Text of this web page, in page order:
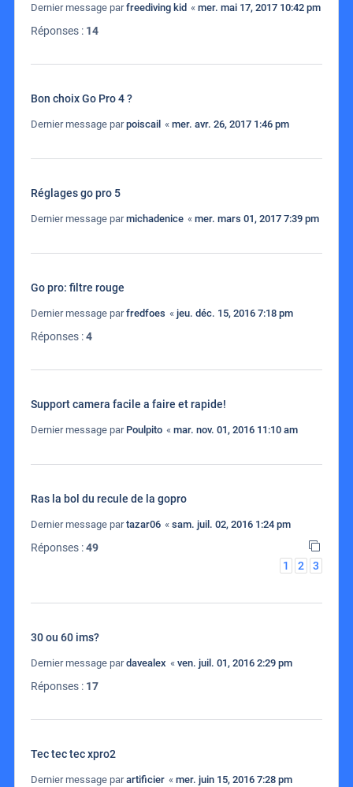
Dernier message parfreediving kid « mer. mai 17, 2017 10:42 pm
Réponses : 14
Bon choix Go Pro 4 ?
Dernier message parpoiscail « mer. avr. 26, 2017 1:46 pm
Réglages go pro 5
Dernier message parmichadenice « mer. mars 01, 2017 7:39 pm
Go pro: filtre rouge
Dernier message parfredfoes « jeu. déc. 15, 2016 7:18 pm
Réponses :4
Support camera facile a faire et rapide!
Dernier message par Poulpito « mar. nov. 01, 2016 11:10 am
Ras la bol du recule de la gopro
Dernier message partazar06 « sam. juil. 02, 2016 1:24 pm
Réponses :49
1
2 3
30 ou 60 ims?
Dernier message pardavealex « ven. juil. 01, 2016 2:29 pm
Réponses : 17
Tec tec tec xpro2
Dernier message parartificier « mer. juin 15, 2016 7:28 pm